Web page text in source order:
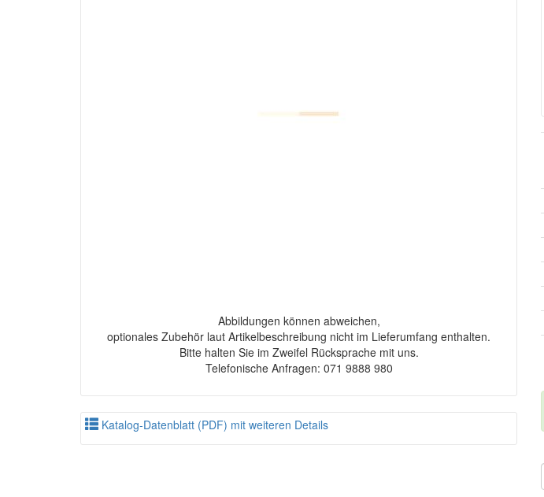
Abbildungen können abweichen,
optionales Zubehör laut Artikelbeschreibung nicht im Lieferumfang enthalten.
Bitte halten Sie im Zweifel Rücksprache mit uns.
Telefonische Anfragen: 071 9888 980
Katalog-Datenblatt (PDF) mit weiteren Details